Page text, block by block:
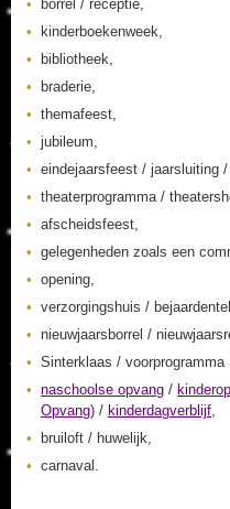
borrel / receptie,
kinderboekenweek,
bibliotheek,
braderie,
themafeest,
jubileum,
eindejaarsfeest / jaarsluiting
theaterprogramma /
afscheidsfeest,
gelegenheden zoals een
opening,
verzorgingshuis /
nieuwjaarsborrel /
Sinterklaas / voorprogramma
naschoolse opvang /
Opvang) / kinderdagverblijf,
bruiloft / huwelijk,
carnaval.